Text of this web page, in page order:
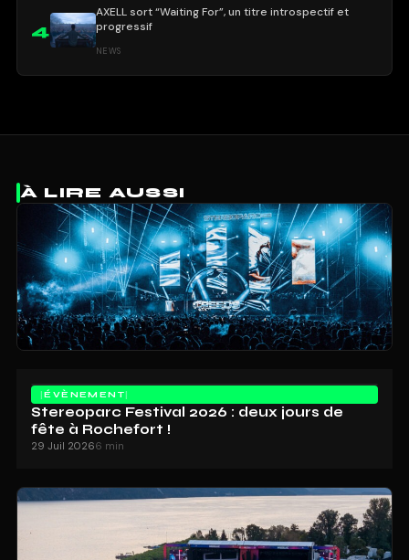
4
AXELL sort “Waiting For”, un titre introspectif et
progressif
NEWS
À LIRE AUSSI
ÉVÈNEMENT
Stereoparc Festival 2026 : deux jours de
fête à Rochefort !
29 Juil 20266 min